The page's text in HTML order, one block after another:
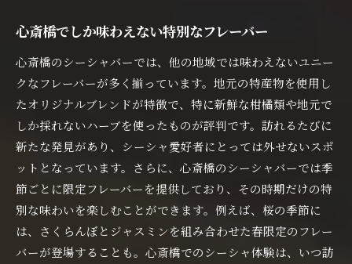
心斎橋でしか味わえない特別なフレーバー
心斎橋のシーシャバーでは、他の地域では味わえないユニー
クなフレーバーが多く揃っています。地元の特産物を使用し
たオリジナルブレンドが特徴で、特に新鮮な柑橘類や地元で
しか採れないハーブを使ったものが評判です。訪れるたびに
新たな発見があり、シーシャ愛好者にとっては外せないスポ
ットとなっています。さらに、心斎橋のシーシャバーでは季
節ごとに限定フレーバーを提供しており、その時期だけの特
別な味わいを楽しむことができます。例えば、桜の季節に
は、さくらんぼとジャスミンを組み合わせた春限定のフレー
バーが登場することも。心斎橋でのシーシャ体験は、いつ訪